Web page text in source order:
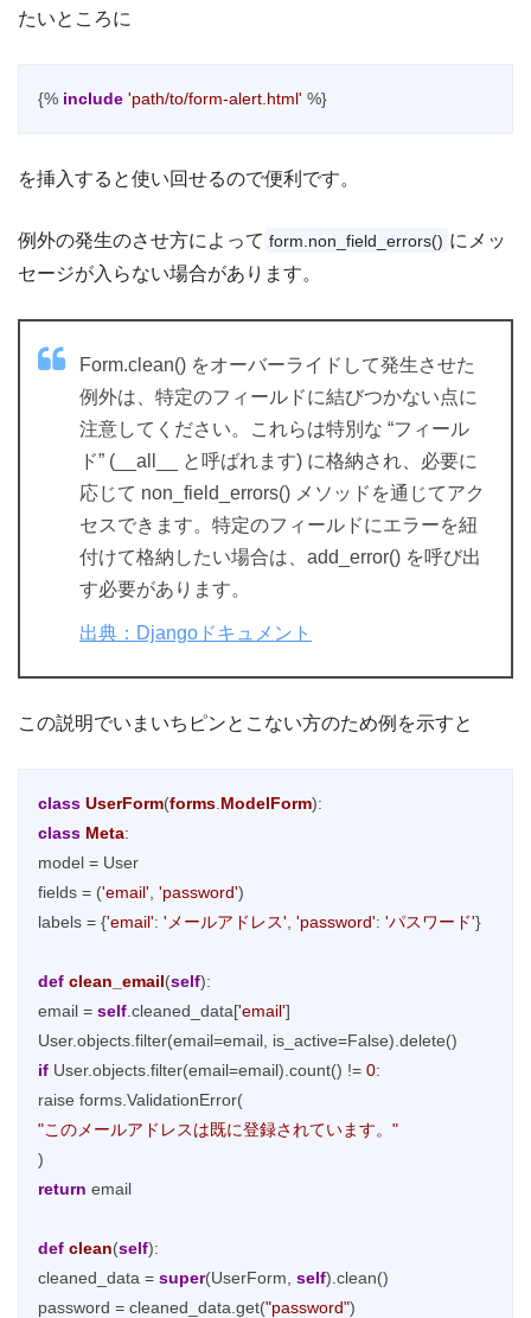
たいところに
{% include 'path/to/form-alert.html'
を挿入すると使い回せるので便利です。
例外の発生のさせ方によって form.non_field_errors() にメッ
セージが入らない場合があります。
Form.clean() をオーバーライドして発生させた
例外は、特定のフィールドに結びつかない点に
注意してください。これらは特別な “フィール
ド” (__all__ と呼ばれます) に格納され、必要に
応じて non_field_errors() メソッドを通じてアク
セスできます。特定のフィールドにエラーを紐
付けて格納したい場合は、add_error() を呼び出
す必要があります。
出典：Djangoドキュメント
この説明でいまいちピンとこない方のため例を示すと
class UserForm(forms ModelForm):
class Meta:
model = User
fields = ('email' 'password')
labels = {'email': 'メールアドレス' 'password': 'パスワード'}
def clean_email(self):
email = self .cleaned_data['email']
if User.objects.filter(email=email).count() != 0:
"このメールアドレスは既に登録されています。"
return email
def clean(self):
cleaned_data = super(UserForm, self).clean()
password = cleaned_data.get("password")